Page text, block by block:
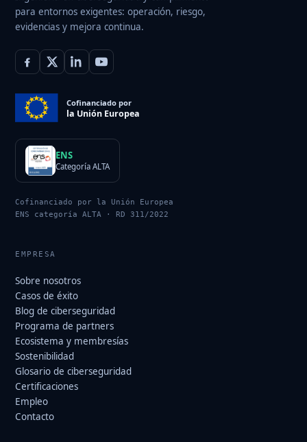
para entornos exigentes: operación, riesgo,
evidencias y mejora continua.
Cofinanciado por
la Unión Europea
ENS
Categoría ALTA
Cofinanciado por la Unión Europea
ENS categoría ALTA · RD 311/2022
EMPRESA
Sobre nosotros
Casos de éxito
Blog de ciberseguridad
Programa de partners
Ecosistema y membresías
Sostenibilidad
Glosario de ciberseguridad
Certificaciones
Empleo
Contacto